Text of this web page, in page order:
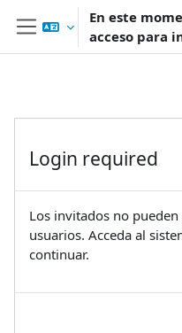
Salta al contenido principal
Panel lateral
En este
acceso para
Login required
Los invitados no
usuarios. Acceda al
continuar.